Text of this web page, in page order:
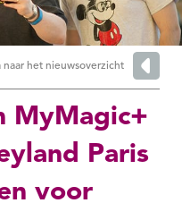
naar het nieuwsoverzicht
MyMagic+
Paris
voor